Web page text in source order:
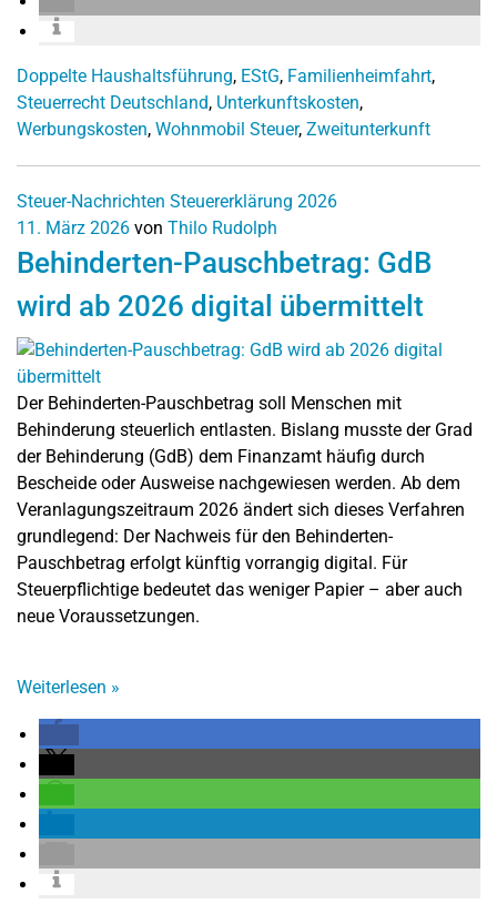
Doppelte Haushaltsführung, EStG, Familienheimfahrt,
Steuerrecht Deutschland, Unterkunftskosten,
Werbungskosten, Wohnmobil Steuer, Zweitunterkunft
Steuer-Nachrichten Steuererklärung 2026
11. März 2026 von Thilo Rudolph
Behinderten-Pauschbetrag: GdB
wird ab 2026 digital übermittelt
Der Behinderten-Pauschbetrag soll Menschen mit
Behinderung steuerlich entlasten. Bislang musste der Grad
der Behinderung (GdB) dem Finanzamt häufig durch
Bescheide oder Ausweise nachgewiesen werden. Ab dem
Veranlagungszeitraum 2026 ändert sich dieses Verfahren
grundlegend: Der Nachweis für den Behinderten-
Pauschbetrag erfolgt künftig vorrangig digital. Für
Steuerpflichtige bedeutet das weniger Papier – aber auch
neue Voraussetzungen.
Weiterlesen »